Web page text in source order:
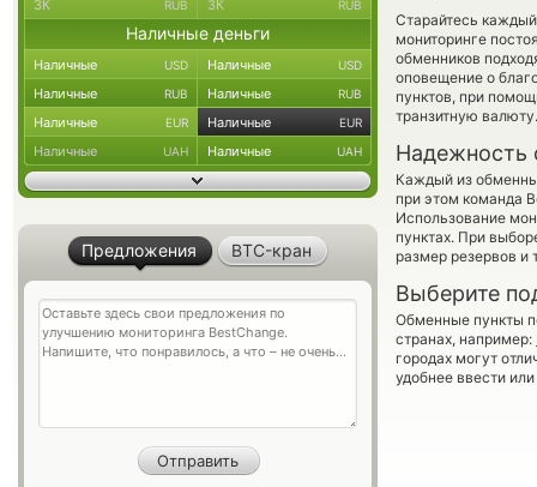
Старайтесь
мониторинге
обменников
оповещение о
пунктов, при
транзитную валюту.
Надежность
Каждый из
при этом команда
Использование
пунктах. При
размер резервов и
Выберите
Обменные пункты
странах, например:
городах могут
удобнее ввести
ЗК RUB ЗК RUB
Наличные деньги
Наличные USD Наличные USD
Наличные RUB Наличные RUB
Наличные EUR Наличные EUR
Наличные UAH Наличные UAH
Предложения BTC-кран